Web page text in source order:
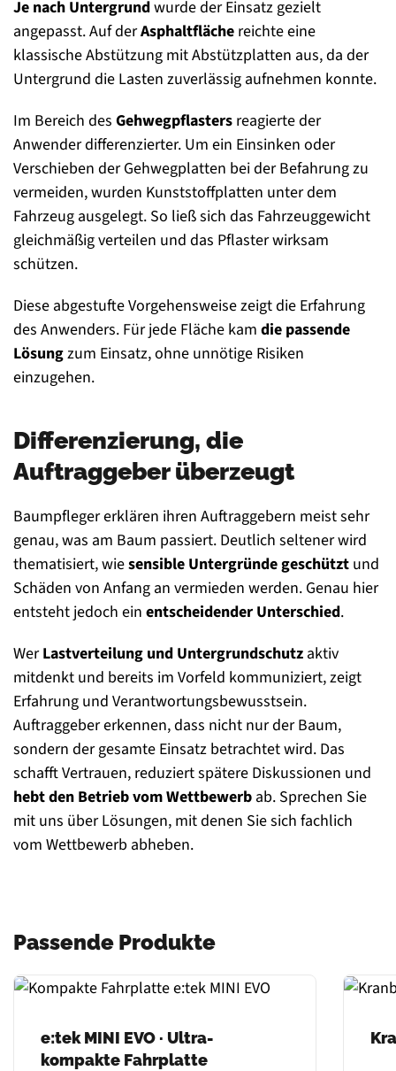
Je nach Untergrundwurde der Einsatz gezielt
angepasst. Auf derAsphaltfläche reichte eine
klassische Abstützung mit Abstützplatten aus, da der
Untergrund die Lasten zuverlässig aufnehmen konnte.
Im Bereich des Gehwegpflasters reagierte der
Anwender differenzierter. Um ein Einsinken oder
Verschieben der Gehwegplatten bei der Befahrung zu
vermeiden, wurden Kunststoffplatten unter dem
Fahrzeug ausgelegt. So ließ sich das Fahrzeuggewicht
gleichmäßig verteilen und das Pflaster wirksam
schützen.
Diese abgestufte Vorgehensweise zeigt die Erfahrung
des Anwenders. Für jede Fläche kam die passende
Lösungzum Einsatz, ohne unnötige Risiken
einzugehen.
Differenzierung, die
Auftraggeber überzeugt
Baumpfleger erklären ihren Auftraggebern meist sehr
genau, was am Baum passiert. Deutlich seltener wird
thematisiert, wiesensible Untergründe geschützt und
Schäden von Anfang an vermieden werden. Genau hier
entsteht jedoch ein entscheidender Unterschied.
WerLastverteilung und Untergrundschutz aktiv
mitdenkt und bereits im Vorfeld kommuniziert, zeigt
Erfahrung und Verantwortungsbewusstsein.
Auftraggeber erkennen, dass nicht nur der Baum,
sondern der gesamte Einsatz betrachtet wird. Das
schafft Vertrauen, reduziert spätere Diskussionen und
hebt den Betrieb vom Wettbewerb ab. Sprechen Sie
mit uns über Lösungen, mit denen Sie sich fachlich
vom Wettbewerb abheben.
Passende Produkte
e:tek MINI EVO · Ultra-
kompakte Fahrplatte